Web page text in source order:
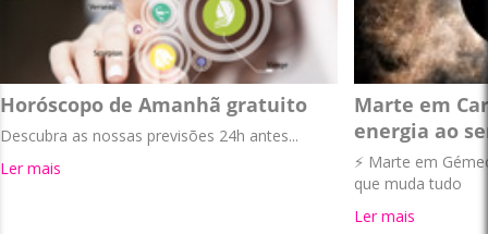
Horóscopo de Amanhã gratuito
Descubra as nossas previsões 24h antes...
Ler mais
Marte em
energia ao
⚡ Marte em
que muda tudo
Ler mais